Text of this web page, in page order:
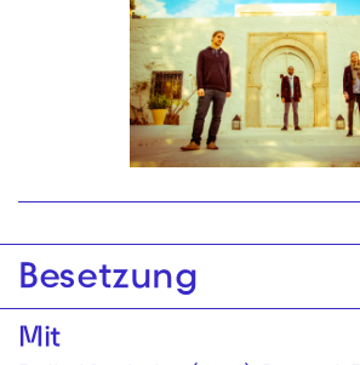
Besetzung
Mit